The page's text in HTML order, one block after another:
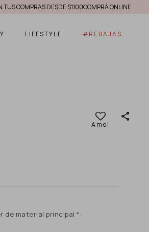
DESDE $1100COMPRÁ ONLINE HASTA EN
LIFESTYLE #REBAJAS
de material principal *-